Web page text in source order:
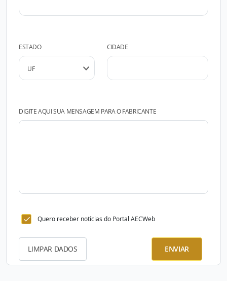
ESTADO CIDADE
DIGITE AQUI SUA MENSAGEM PARA O FABRICANTE
Quero receber notícias do Portal AECWeb
LIMPAR DADOS ENVIAR